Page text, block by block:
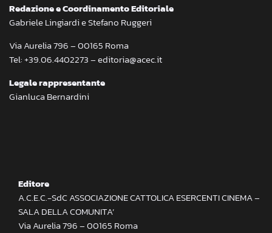
Redazione e Coordinamento Editoriale
Gabriele Lingiardi e Stefano Ruggeri
Via Aurelia 796 – 00165 Roma
Tel: +39.06.4402273 – editoria@acec.it
Legale rappresentante
Gianluca Bernardini
Editore
A.C.E.C.-SdC ASSOCIAZIONE CATTOLICA ESERCENTI CINEMA –
SALA DELLA COMUNITA’
Via Aurelia 796 – 00165 Roma